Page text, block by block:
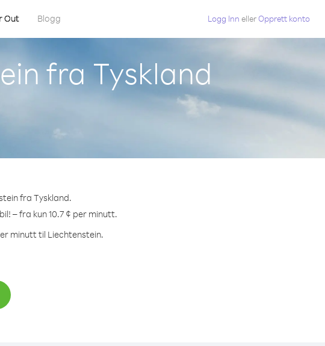
Out Blogg Logg Inn ellerOpprett konto
fra Tyskland
fra Tyskland.
– fra kun 10.7 ¢ per minutt.
minutt til Liechtenstein.